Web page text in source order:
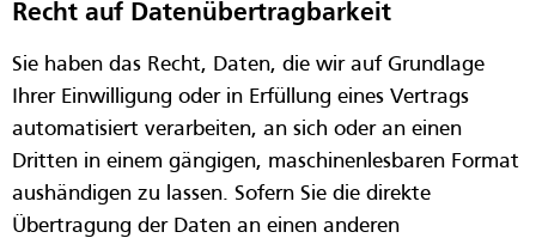
Recht auf Daten­übertrag­barkeit
Sie haben das Recht, Daten, die wir auf Grundlage
Ihrer Einwilligung oder in Erfüllung eines Vertrags
automatisiert verarbeiten, an sich oder an einen
Dritten in einem gängigen, maschinenlesbaren Format
aushändigen zu lassen. Sofern Sie die direkte
Übertragung der Daten an einen anderen